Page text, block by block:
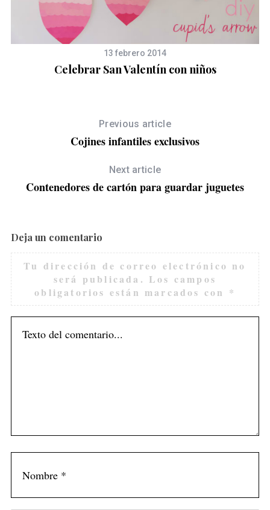
13 febrero 2014
Celebrar San Valentín con niños
Previous article
Cojines infantiles exclusivos
Next article
Contenedores de cartón para guardar juguetes
Deja un comentario
Tu dirección de correo electrónico no
será publicada. Los campos
obligatorios están marcados con *